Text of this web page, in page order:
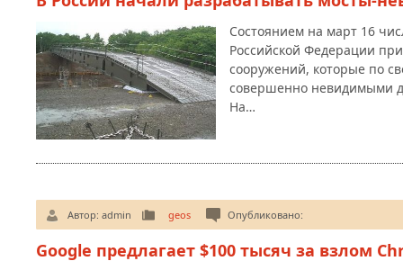
Состоянием на март 16
Российской Федерации
сооружений, которые по
совершенно невидимыми
На…
Автор: admin geos Опубликовано:
Google предлагает $100 тысяч за взлом